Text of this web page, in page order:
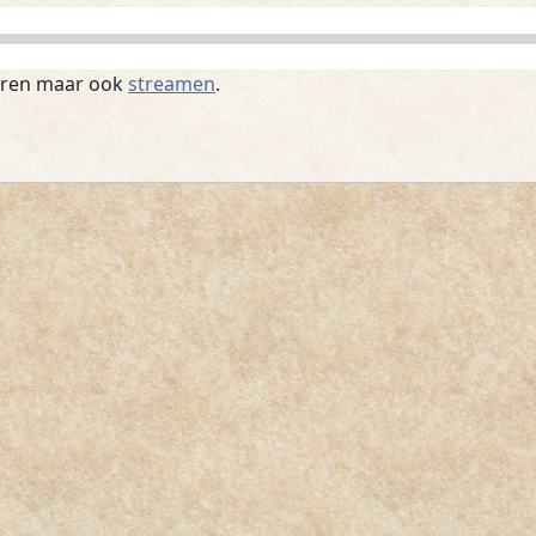
maar ookstreamen.